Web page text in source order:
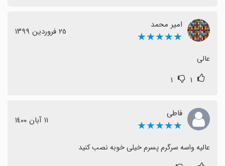
امیر محمد
★★★★★ ٢٥ فروردین ١٣٩٩
عالی
۱ ۱
فاطی
★★★★★ ١١ آبان ١٤٠٠
عالیه واسه سرگرم پسرم خیلی خوبه نصب کنید